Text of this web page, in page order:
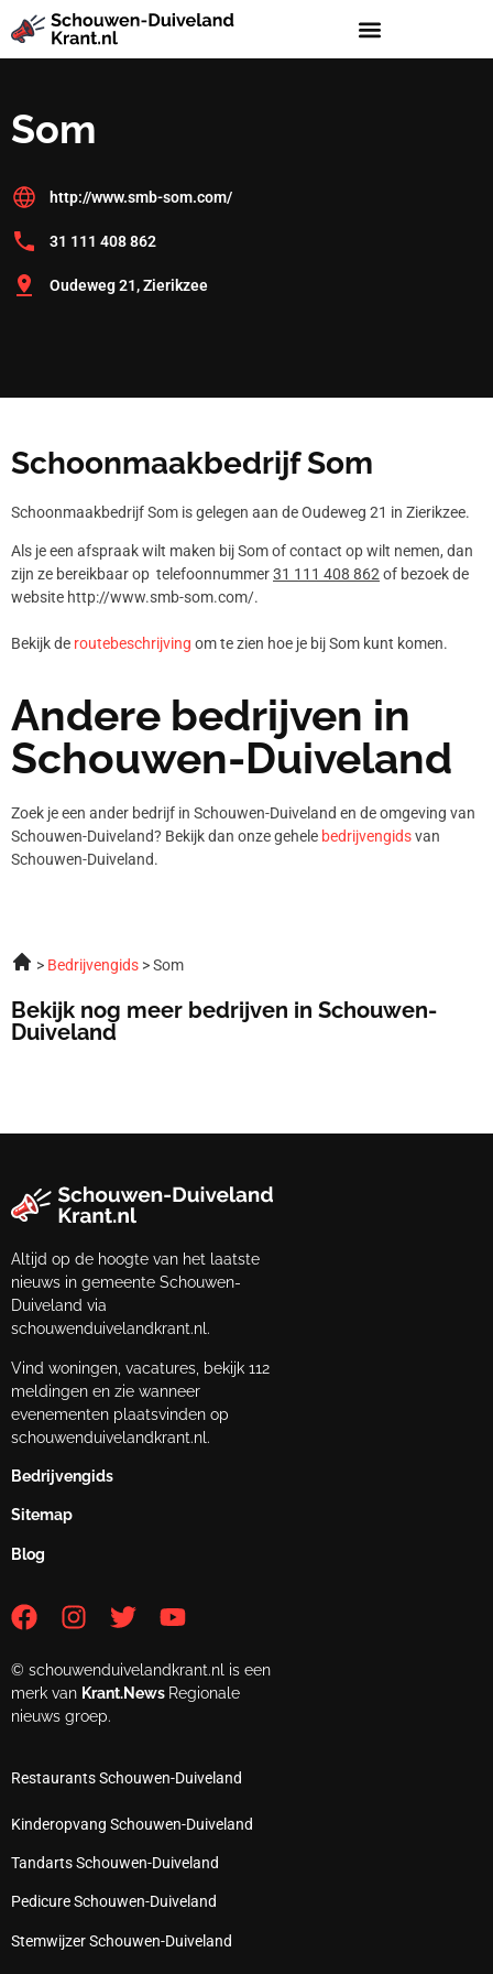
Som
http://www.smb-som.com/
31 111 408 862
Oudeweg 21, Zierikzee
Schoonmaakbedrijf Som
Schoonmaakbedrijf Som is gelegen aan de Oudeweg 21 in Zierikzee.
Als je een afspraak wilt maken bij Som of contact op wilt nemen, dan
zijn ze bereikbaar op telefoonnummer31 111 408 862of bezoek de
website http://www.smb-som.com/.
Bekijk de routebeschrijving om te zien hoe je bij Som kunt komen.
Andere bedrijven in
Schouwen-Duiveland
Zoek je een ander bedrijf in Schouwen-Duiveland en de omgeving van
Schouwen-Duiveland? Bekijk dan onze gehele bedrijvengidsvan
Schouwen-Duiveland.
Bedrijvengids Som
Bekijk nog meer bedrijven in Schouwen-
Duiveland
Altijd op de hoogte van het laatste
nieuws in gemeente Schouwen-
Duiveland via
schouwenduivelandkrant.nl.
Vind woningen, vacatures, bekijk 112
meldingen en zie wanneer
evenementen plaatsvinden op
schouwenduivelandkrant.nl.
Bedrijvengids
Sitemap
Blog
© schouwenduivelandkrant.nl is een
merk van Krant.News Regionale
nieuws groep.
Restaurants Schouwen-Duiveland
Kinderopvang Schouwen-Duiveland
Tandarts Schouwen-Duiveland
Pedicure Schouwen-Duiveland
Stemwijzer Schouwen-Duiveland